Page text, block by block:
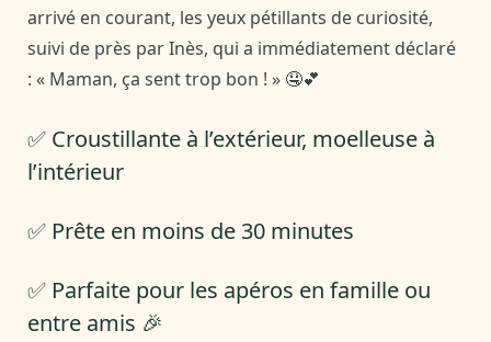
arrivé en courant, les yeux pétillants de curiosité,
suivi de près par Inès, qui a immédiatement déclaré
: « Maman, ça sent trop bon ! » 🤤💕
✅ Croustillante à l’extérieur, moelleuse à
l’intérieur
✅ Prête en moins de 30 minutes
✅ Parfaite pour les apéros en famille ou
entre amis 🎉